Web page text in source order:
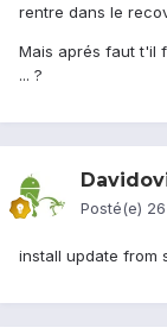
rentre dans le
Mais aprés faut t'il
... ?
Posté(e)
install update from